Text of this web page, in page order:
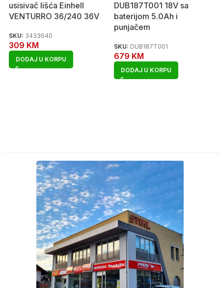
usisivač lišća Einhell
VENTURRO 36/240 36V
SKU: 3433640
309 KM
DODAJ U KORPU
DUB187T001 18V sa
baterijom 5.0Ah i
punjačem
SKU: DUB187T001
679 KM
DODAJ U KORPU